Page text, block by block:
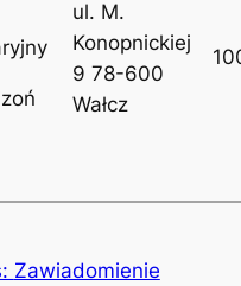
ul. M.
Konopnickiej
9 78-600
Wałcz
Zawiadomienie